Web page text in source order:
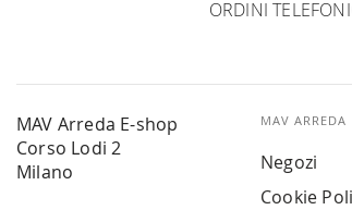
ORDINI
MAV Arreda E-shop
Corso Lodi 2
Milano
MAV ARREDA
Negozi
Cookie